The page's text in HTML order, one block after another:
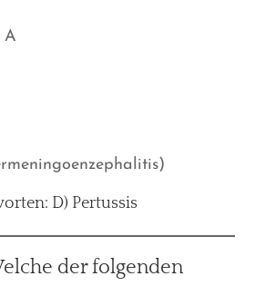
A
D) Pertussis
der folgenden